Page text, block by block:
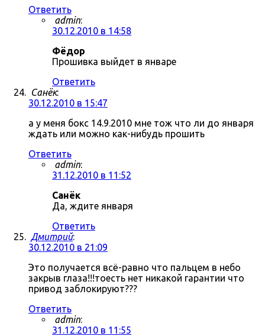
Ответить
admin:
30.12.2010 в 14:58
Фёдор
Прошивка выйдет в январе
Ответить
Санёк:
30.12.2010 в 15:47
а у меня бокс 14.9.2010 мне тож что ли до января
ждать или можно как-нибудь прошить
Ответить
admin:
31.12.2010 в 11:52
Санёк
Да, ждите января
Ответить
Дмитрий:
30.12.2010 в 21:09
Это получается всё-равно что пальцем в небо
закрыв глаза!!!тоесть нет никакой гарантии что
привод заблокируют???
Ответить
admin:
31.12.2010 в 11:55